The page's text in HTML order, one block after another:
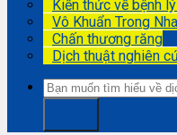
Kiến thức về bệnh
Vô Khuẩn Trong
Chấn thương răng
Dịch thuật nghiên